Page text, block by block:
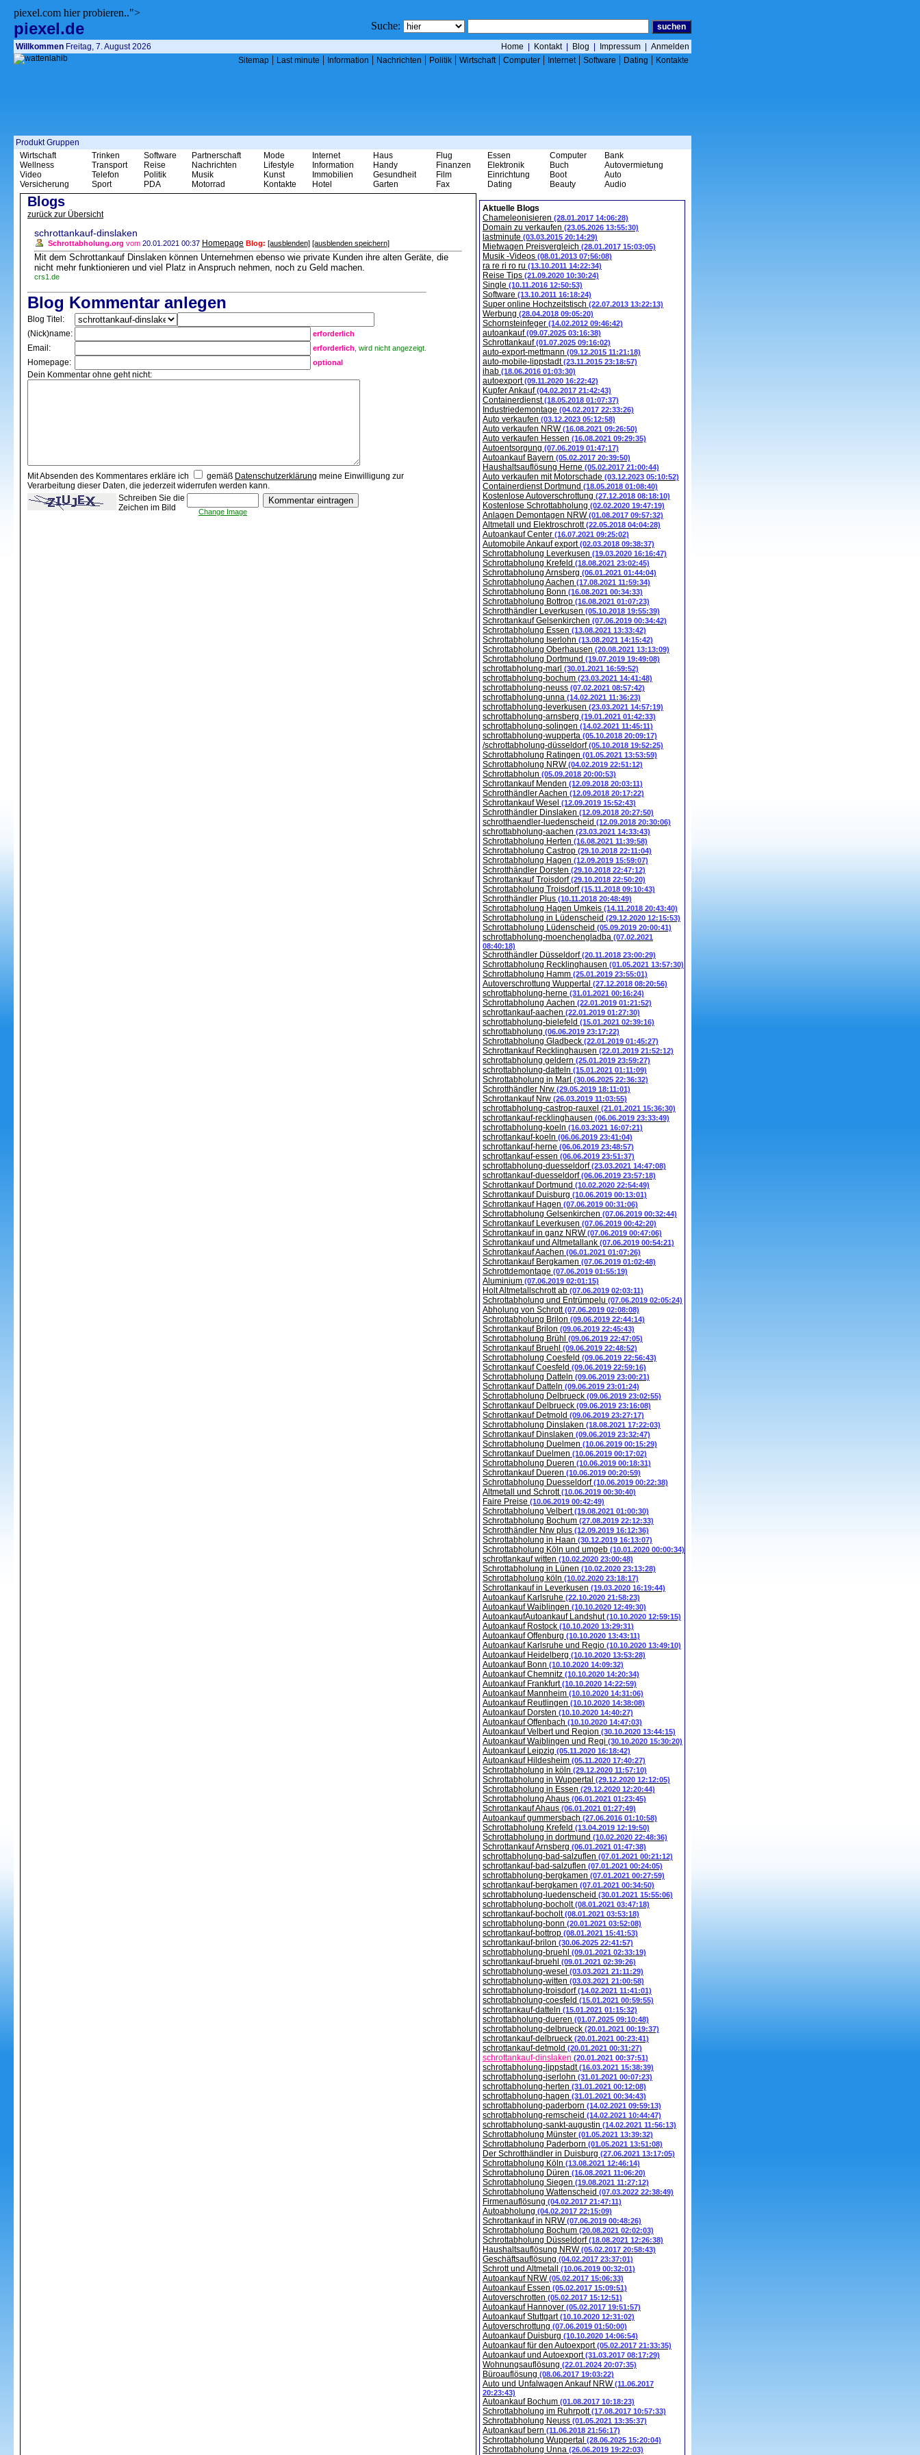
piexel.com hier probieren..">
piexel.de Suche:
Willkommen Freitag, 7. August 2026 Home Kontakt| Blog Impressum
Anmelden
Sitemap | Last minute | Information | Nachrichten | Politik | Wirtschaft| Computer | Internet| Software | Dating | Kontakte
Produkt Gruppen
Wirtschaft
Wellness
Video
Versicherung
Trinken
Transport
Telefon
Sport
Software
Reise
Politik
PDA
Partnerschaft
Nachrichten
Musik
Motorrad
Mode
Lifestyle
Kunst
Kontakte
Internet
Information
Immobilien
Hotel
Haus
Handy
Gesundheit
Garten
Flug
Finanzen
Film
Fax
Essen
Elektronik
Einrichtung
Dating
Computer
Buch
Boot
Beauty
Bank
Autovermietung
Auto
Audio
Blogs
zurück zur Übersicht
schrottankauf-dinslaken
Schrottabholung.org vom 20.01.2021 00:37 Homepage Blog: [ausblenden] [ausblenden speichern]
Mit dem Schrottankauf Dinslaken können Unternehmen ebenso wie private Kunden ihre alten Geräte, die
nicht mehr funktionieren und viel Platz in Anspruch nehmen, noch zu Geld machen.
crs1.de
Blog Kommentar anlegen
Blog Titel:
(Nick)name:
erforderlich
Email: erforderlich , wird nicht angezeigt.
Homepage: optional
Dein Kommentar ohne geht nicht:
Mit Absenden des Kommentares erkläre ich gemäß Datenschutzerklärung meine Einwilligung zur
Verarbeitung dieser Daten, die jederzeit widerrufen werden kann.
Schreiben Sie die
Zeichen im Bild
Change Image
Aktuelle Blogs
Chameleonisieren (28.01.2017 14:06:28)
Domain zu verkaufen (23.05.2026 13:55:30)
lastminute (03.03.2015 20:14:29)
Mietwagen Preisvergleich (28.01.2017 15:03:05)
Musik -Videos (08.01.2013 07:56:08)
ra re ri ro ru (13.10.2011 14:22:34)
Reise Tips (21.09.2020 10:30:24)
Single (10.11.2016 12:50:53)
Software (13.10.2011 16:18:24)
Super online Hochzeitstisch (22.07.2013 13:22:13)
Werbung (28.04.2018 09:05:20)
Schornsteinfeger (14.02.2012 09:46:42)
autoankauf(09.07.2025 03:16:38)
Schrottankauf(01.07.2025 09:16:02)
auto-export-mettmann (09.12.2015 11:21:18)
auto-mobile-lippstadt(23.11.2015 23:18:57)
ihab (18.06.2016 01:03:30)
autoexport(09.11.2020 16:22:42)
Kupfer Ankauf(04.02.2017 21:42:43)
Containerdienst(18.05.2018 01:07:37)
Industriedemontage (04.02.2017 22:33:26)
Auto verkaufen (03.12.2023 05:12:58)
Auto verkaufen NRW(16.08.2021 09:26:50)
Auto verkaufen Hessen (16.08.2021 09:29:35)
Autoentsorgung (07.06.2019 01:47:17)
Autoankauf Bayern (05.02.2017 20:39:50)
Haushaltsauflösung Herne (05.02.2017 21:00:44)
Auto verkaufen mit Motorschade (03.12.2023 05:10:52)
Containerdienst Dortmund (18.05.2018 01:08:40)
Kostenlose Autoverschrottung (27.12.2018 08:18:10)
Kostenlose Schrottabholung (02.02.2020 19:47:19)
Anlagen Demontagen NRW(01.08.2017 09:57:32)
Altmetall und Elektroschrott(22.05.2018 04:04:28)
Autoankauf Center (16.07.2021 09:25:02)
Automobile Ankauf export(02.03.2018 09:38:37)
Schrottabholung Leverkusen (19.03.2020 16:16:47)
Schrottabholung Krefeld (18.08.2021 23:02:45)
Schrottabholung Arnsberg (06.01.2021 01:44:04)
Schrottabholung Aachen (17.08.2021 11:59:34)
Schrottabholung Bonn (16.08.2021 00:34:33)
Schrottabholung Bottrop (16.08.2021 01:07:23)
Schrotthändler Leverkusen (05.10.2018 19:55:39)
Schrottankauf Gelsenkirchen (07.06.2019 00:34:42)
Schrottabholung Essen (13.08.2021 13:33:42)
Schrottabholung Iserlohn (13.08.2021 14:15:42)
Schrottabholung Oberhausen (20.08.2021 13:13:09)
Schrottabholung Dortmund (19.07.2019 19:49:08)
schrottabholung-marl (30.01.2021 16:59:52)
schrottabholung-bochum (23.03.2021 14:41:48)
schrottabholung-neuss (07.02.2021 08:57:42)
schrottabholung-unna (14.02.2021 11:36:23)
schrottabholung-leverkusen (23.03.2021 14:57:19)
schrottabholung-arnsberg (19.01.2021 01:42:33)
schrottabholung-solingen (14.02.2021 11:45:11)
schrottabholung-wupperta (05.10.2018 20:09:17)
/schrottabholung-düsseldorf(05.10.2018 19:52:25)
Schrottabholung Ratingen (01.05.2021 13:53:59)
Schrottabholung NRW(04.02.2019 22:51:12)
Schrottabholun (05.09.2018 20:00:53)
Schrottankauf Menden (12.09.2018 20:03:11)
Schrotthändler Aachen (12.09.2018 20:17:22)
Schrottankauf Wesel (12.09.2019 15:52:43)
Schrotthändler Dinslaken (12.09.2018 20:27:50)
schrotthaendler-luedenscheid (12.09.2018 20:30:06)
schrottabholung-aachen (23.03.2021 14:33:43)
Schrottabholung Herten (16.08.2021 11:39:58)
Schrottabholung Castrop (29.10.2018 22:11:04)
Schrottabholung Hagen (12.09.2019 15:59:07)
Schrotthändler Dorsten (29.10.2018 22:47:12)
Schrottankauf Troisdorf(29.10.2018 22:50:20)
Schrottabholung Troisdorf(15.11.2018 09:10:43)
Schrotthändler Plus (10.11.2018 20:48:49)
Schrottabholung Hagen Umkeis (14.11.2018 20:43:40)
Schrottabholung in Lüdenscheid (29.12.2020 12:15:53)
Schrottabholung Lüdenscheid (05.09.2019 20:00:41)
schrottabholung-moenchengladba (07.02.2021
08:40:18)
Schrotthändler Düsseldorf(20.11.2018 23:00:29)
Schrottabholung Recklinghausen (01.05.2021 13:57:30)
Schrottabholung Hamm (25.01.2019 23:55:01)
Autoverschrottung Wuppertal (27.12.2018 08:20:56)
schrottabholung-herne (31.01.2021 00:16:24)
Schrottabholung Aachen (22.01.2019 01:21:52)
schrottankauf-aachen (22.01.2019 01:27:30)
schrottabholung-bielefeld (15.01.2021 02:39:16)
schrottabholung (06.06.2019 23:17:22)
Schrottabholung Gladbeck (22.01.2019 01:45:27)
Schrottankauf Recklinghausen (22.01.2019 21:52:12)
schrottabholung geldern (25.01.2019 23:59:27)
schrottabholung-datteln (15.01.2021 01:11:09)
Schrottabholung in Marl (30.06.2025 22:36:32)
Schrotthändler Nrw (29.05.2019 18:11:01)
Schrottankauf Nrw (26.03.2019 11:03:55)
schrottabholung-castrop-rauxel (21.01.2021 15:36:30)
schrottankauf-recklinghausen (06.06.2019 23:33:49)
schrottabholung-koeln (16.03.2021 16:07:21)
schrottankauf-koeln (06.06.2019 23:41:04)
schrottankauf-herne (06.06.2019 23:48:57)
schrottankauf-essen (06.06.2019 23:51:37)
schrottabholung-duesseldorf(23.03.2021 14:47:08)
schrottankauf-duesseldorf(06.06.2019 23:57:18)
Schrottankauf Dortmund (10.02.2020 22:54:49)
Schrottankauf Duisburg (10.06.2019 00:13:01)
Schrottankauf Hagen (07.06.2019 00:31:06)
Schrottabholung Gelsenkirchen (07.06.2019 00:32:44)
Schrottankauf Leverkusen (07.06.2019 00:42:20)
Schrottankauf in ganz NRW(07.06.2019 00:47:06)
Schrottankauf und Altmetallank (07.06.2019 00:54:21)
Schrottankauf Aachen (06.01.2021 01:07:26)
Schrottankauf Bergkamen (07.06.2019 01:02:48)
Schrottdemontage (07.06.2019 01:55:19)
Aluminium (07.06.2019 02:01:15)
Holt Altmetallschrott ab (07.06.2019 02:03:11)
Schrottabholung und Entrümpelu (07.06.2019 02:05:24)
Abholung von Schrott(07.06.2019 02:08:08)
Schrottabholung Brilon (09.06.2019 22:44:14)
Schrottankauf Brilon (09.06.2019 22:45:43)
Schrottabholung Brühl (09.06.2019 22:47:05)
Schrottankauf Bruehl (09.06.2019 22:48:52)
Schrottabholung Coesfeld (09.06.2019 22:56:43)
Schrottankauf Coesfeld (09.06.2019 22:59:16)
Schrottabholung Datteln (09.06.2019 23:00:21)
Schrottankauf Datteln (09.06.2019 23:01:24)
Schrottabholung Delbrueck (09.06.2019 23:02:55)
Schrottankauf Delbrueck (09.06.2019 23:16:08)
Schrottankauf Detmold (09.06.2019 23:27:17)
Schrottabholung Dinslaken (18.08.2021 17:22:03)
Schrottankauf Dinslaken (09.06.2019 23:32:47)
Schrottabholung Duelmen (10.06.2019 00:15:29)
Schrottankauf Duelmen (10.06.2019 00:17:02)
Schrottabholung Dueren (10.06.2019 00:18:31)
Schrottankauf Dueren (10.06.2019 00:20:59)
Schrottabholung Duesseldorf(10.06.2019 00:22:38)
Altmetall und Schrott(10.06.2019 00:30:40)
Faire Preise (10.06.2019 00:42:49)
Schrottabholung Velbert(19.08.2021 01:00:30)
Schrottabholung Bochum (27.08.2019 22:12:33)
Schrotthändler Nrw plus (12.09.2019 16:12:36)
Schrottabholung in Haan (30.12.2019 16:13:07)
Schrottabholung Köln und umgeb (10.01.2020 00:00:34)
schrottankauf witten (10.02.2020 23:00:48)
Schrottabholung in Lünen (10.02.2020 23:13:28)
Schrottabholung köln (10.02.2020 23:18:17)
Schrottankauf in Leverkusen (19.03.2020 16:19:44)
Autoankauf Karlsruhe (22.10.2020 21:58:23)
Autoankauf Waiblingen (10.10.2020 12:49:30)
AutoankaufAutoankauf Landshut(10.10.2020 12:59:15)
Autoankauf Rostock (10.10.2020 13:29:31)
Autoankauf Offenburg (10.10.2020 13:43:11)
Autoankauf Karlsruhe und Regio (10.10.2020 13:49:10)
Autoankauf Heidelberg (10.10.2020 13:53:28)
Autoankauf Bonn (10.10.2020 14:09:32)
Autoankauf Chemnitz (10.10.2020 14:20:34)
Autoankauf Frankfurt(10.10.2020 14:22:59)
Autoankauf Mannheim (10.10.2020 14:31:06)
Autoankauf Reutlingen (10.10.2020 14:38:08)
Autoankauf Dorsten (10.10.2020 14:40:27)
Autoankauf Offenbach (10.10.2020 14:47:03)
Autoankauf Velbert und Region (30.10.2020 13:44:15)
Autoankauf Waiblingen und Regi (30.10.2020 15:30:20)
Autoankauf Leipzig (05.11.2020 16:18:42)
Autoankauf Hildesheim (05.11.2020 17:40:27)
Schrottabholung in köln (29.12.2020 11:57:10)
Schrottabholung in Wuppertal (29.12.2020 12:12:05)
Schrottabholung in Essen (29.12.2020 12:20:44)
Schrottabholung Ahaus (06.01.2021 01:23:45)
Schrottankauf Ahaus (06.01.2021 01:27:49)
Autoankauf gummersbach (27.06.2016 01:10:58)
Schrottabholung Krefeld (13.04.2019 12:19:50)
Schrottabholung in dortmund (10.02.2020 22:48:36)
Schrottankauf Arnsberg (06.01.2021 01:47:38)
schrottabholung-bad-salzuflen (07.01.2021 00:21:12)
schrottankauf-bad-salzuflen (07.01.2021 00:24:05)
schrottabholung-bergkamen (07.01.2021 00:27:59)
schrottankauf-bergkamen (07.01.2021 00:34:50)
schrottabholung-luedenscheid (30.01.2021 15:55:06)
schrottabholung-bocholt(08.01.2021 03:47:18)
schrottankauf-bocholt(08.01.2021 03:53:18)
schrottabholung-bonn (20.01.2021 03:52:08)
schrottankauf-bottrop (08.01.2021 15:41:53)
schrottankauf-brilon (30.06.2025 22:41:57)
schrottabholung-bruehl (09.01.2021 02:33:19)
schrottankauf-bruehl (09.01.2021 02:39:26)
schrottabholung-wesel (03.03.2021 21:11:29)
schrottabholung-witten (03.03.2021 21:00:58)
schrottabholung-troisdorf(14.02.2021 11:41:01)
schrottabholung-coesfeld (15.01.2021 00:59:55)
schrottankauf-datteln (15.01.2021 01:15:32)
schrottabholung-dueren (01.07.2025 09:10:48)
schrottabholung-delbrueck (20.01.2021 00:19:37)
schrottankauf-delbrueck (20.01.2021 00:23:41)
schrottankauf-detmold (20.01.2021 00:31:27)
schrottankauf-dinslaken (20.01.2021 00:37:51)
schrottabholung-lippstadt(16.03.2021 15:38:39)
schrottabholung-iserlohn (31.01.2021 00:07:23)
schrottabholung-herten (31.01.2021 00:12:08)
schrottabholung-hagen (31.01.2021 00:34:43)
schrottabholung-paderborn (14.02.2021 09:59:13)
schrottabholung-remscheid (14.02.2021 10:44:47)
schrottabholung-sankt-augustin (14.02.2021 11:56:13)
Schrottabholung Münster (01.05.2021 13:39:32)
Schrottabholung Paderborn (01.05.2021 13:51:08)
Der Schrotthändler in Duisburg (27.06.2021 13:17:05)
Schrottabholung Köln (13.08.2021 12:46:14)
Schrottabholung Düren (16.08.2021 11:06:20)
Schrottabholung Siegen (19.08.2021 11:27:12)
Schrottabholung Wattenscheid (07.03.2022 22:38:49)
Firmenauflösung (04.02.2017 21:47:11)
Autoabholung (04.02.2017 22:15:09)
Schrottankauf in NRW(07.06.2019 00:48:26)
Schrottabholung Bochum (20.08.2021 02:02:03)
Schrottabholung Düsseldorf(18.08.2021 12:26:38)
Haushaltsauflösung NRW(05.02.2017 20:58:43)
Geschäftsauflösung (04.02.2017 23:37:01)
Schrott und Altmetall (10.06.2019 00:32:01)
Autoankauf NRW(05.02.2017 15:06:33)
Autoankauf Essen (05.02.2017 15:09:51)
Autoverschrotten (05.02.2017 15:12:51)
Autoankauf Hannover (05.02.2017 19:51:57)
Autoankauf Stuttgart(10.10.2020 12:31:02)
Autoverschrottung (07.06.2019 01:50:00)
Autoankauf Duisburg (10.10.2020 14:06:54)
Autoankauf für den Autoexport(05.02.2017 21:33:35)
Autoankauf und Autoexport(31.03.2017 08:17:29)
Wohnungsauflösung (22.01.2024 20:07:35)
Büroauflösung (08.06.2017 19:03:22)
Auto und Unfalwagen Ankauf NRW(11.06.2017
20:23:43)
Autoankauf Bochum (01.08.2017 10:18:23)
Schrottabholung im Ruhrpott(17.08.2017 10:57:33)
Schrottabholung Neuss (01.05.2021 13:35:37)
Autoankauf bern (11.06.2018 21:56:17)
Schrottabholung Wuppertal (28.06.2025 15:20:04)
Schrottabholung Unna (26.06.2019 19:22:03)